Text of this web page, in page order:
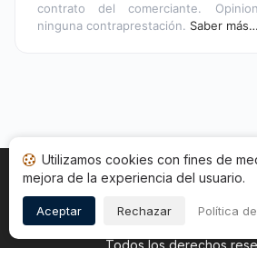
contrato del comerciante.
ninguna contraprestación. Saber más…
Inicio Estado opiniones
Copyright © 2026
Todos los derechos
Utilizamos cookies con fines de
mejora de la experiencia del usuario.
Aceptar Rechazar Política